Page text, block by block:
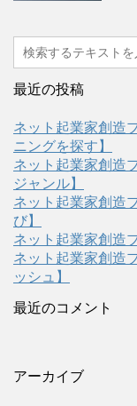
最近の投稿
ネット起業家創造
ニングを探す】
ネット起業家創造
ジャンル】
ネット起業家創造
び】
ネット起業家創造
ネット起業家創造
ッシュ】
最近のコメント
アーカイブ